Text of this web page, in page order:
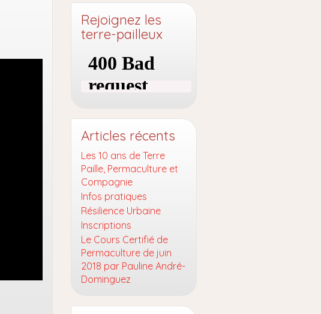
Rejoignez les
terre-pailleux
Articles récents
Les 10 ans de Terre
Paille, Permaculture et
Compagnie
Infos pratiques
Résilience Urbaine
Inscriptions
Le Cours Certifié de
Permaculture de juin
2018 par Pauline André-
Dominguez